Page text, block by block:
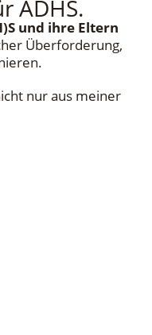
ADHS.
und ihre Eltern
Überforderung,
nur aus meiner